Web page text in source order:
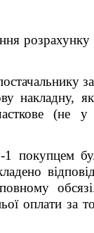
накладну,
(не у
1 покупцем
оплати за